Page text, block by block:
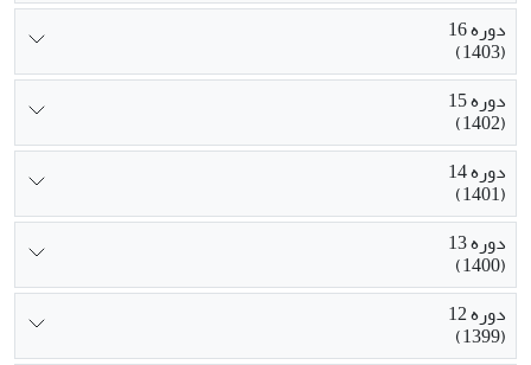
دوره 16
(1403)
دوره 15
(1402)
دوره 14
(1401)
دوره 13
(1400)
دوره 12
(1399)